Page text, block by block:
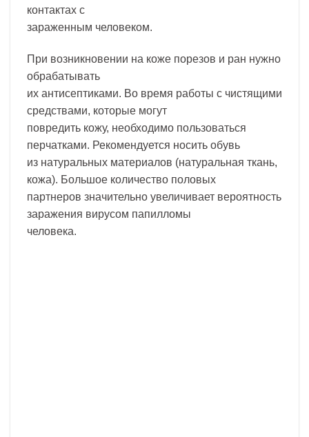
контактах с
зараженным человеком.
При возникновении на коже порезов и ран нужно
обрабатывать
их антисептиками. Во время работы с чистящими
средствами, которые могут
повредить кожу, необходимо пользоваться
перчатками. Рекомендуется носить обувь
из натуральных материалов (натуральная ткань,
кожа). Большое количество половых
партнеров значительно увеличивает вероятность
заражения вирусом папилломы
человека.